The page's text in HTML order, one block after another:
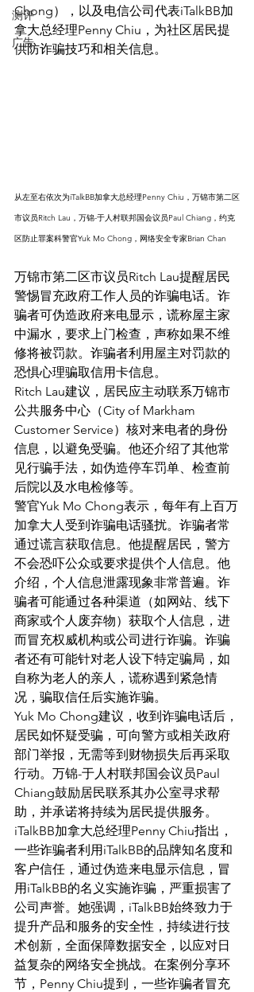
测评
广告
Chong），以及电信公司代表iTalkBB加
拿大总经理Penny Chiu，为社区居民提
供防诈骗技巧和相关信息。
从左至右依次为iTalkBB加拿大总经理Penny Chiu，万锦市第二区
市议员Ritch Lau，万锦-于人村联邦国会议员Paul Chiang，约克
区防止罪案科警官Yuk Mo Chong，网络安全专家Brian Chan
万锦市第二区市议员Ritch Lau提醒居民
警惕冒充政府工作人员的诈骗电话。诈
骗者可伪造政府来电显示，谎称屋主家
中漏水，要求上门检查，声称如果不维
修将被罚款。诈骗者利用屋主对罚款的
恐惧心理骗取信用卡信息。
Ritch Lau建议，居民应主动联系万锦市
公共服务中心（City of Markham
Customer Service）核对来电者的身份
信息，以避免受骗。他还介绍了其他常
见行骗手法，如伪造停车罚单、检查前
后院以及水电检修等。
警官Yuk Mo Chong表示，每年有上百万
加拿大人受到诈骗电话骚扰。诈骗者常
通过谎言获取信息。他提醒居民，警方
不会恐吓公众或要求提供个人信息。他
介绍，个人信息泄露现象非常普遍。诈
骗者可能通过各种渠道（如网站、线下
商家或个人废弃物）获取个人信息，进
而冒充权威机构或公司进行诈骗。诈骗
者还有可能针对老人设下特定骗局，如
自称为老人的亲人，谎称遇到紧急情
况，骗取信任后实施诈骗。
Yuk Mo Chong建议，收到诈骗电话后，
居民如怀疑受骗，可向警方或相关政府
部门举报，无需等到财物损失后再采取
行动。万锦-于人村联邦国会议员Paul
Chiang鼓励居民联系其办公室寻求帮
助，并承诺将持续为居民提供服务。
iTalkBB加拿大总经理Penny Chiu指出，
一些诈骗者利用iTalkBB的品牌知名度和
客户信任，通过伪造来电显示信息，冒
用iTalkBB的名义实施诈骗，严重损害了
公司声誉。她强调，iTalkBB始终致力于
提升产品和服务的安全性，持续进行技
术创新，全面保障数据安全，以应对日
益复杂的网络安全挑战。在案例分享环
节，Penny Chiu提到，一些诈骗者冒充